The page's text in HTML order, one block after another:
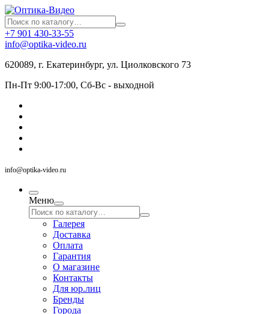
+7 901 430-33-55
info@optika-video.ru
620089, г. Екатеринбург, ул. Циолковского 73
Пн-Пт 9:00-17:00, Сб-Вс - выходной
info@optika-video.ru
Меню
Галерея
Доставка
Оплата
Гарантия
О магазине
Контакты
Для юр.лиц
Бренды
Города